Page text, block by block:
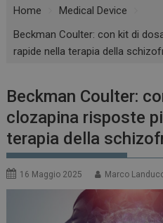
Home
Medical Device
Beckman Coulter: con kit di
rapide nella terapia della
Beckman Coulter:
clozapina risposte
terapia della
16 Maggio 2025 Marco